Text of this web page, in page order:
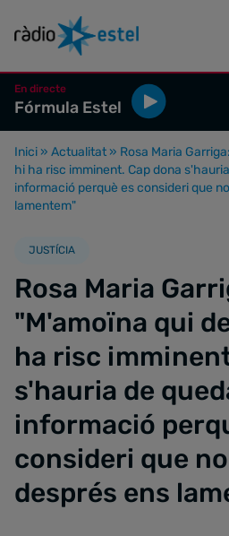
En directe
Fórmula Estel
Inici » Actualitat » Rosa Maria
hi ha risc imminent. Cap dona
informació perquè es consideri que
lamentem"
JUSTÍCIA
Rosa Maria
"M'amoïna qui
ha risc
s'hauria de
informació
consideri que
després ens